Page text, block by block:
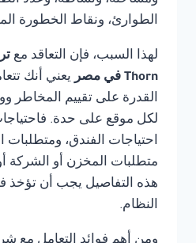
الطوارئ، ونقاط الخطورة
لهذا السبب، فإن التعاقد مع
Thorn في مصر
يعني أنك
القدرة على تقييم المخاطر
لكل موقع على حدة.
احتياجات الفندق،
متطلبات المخزن أو الشركة
هذه التفاصيل يجب أن تؤخذ
النظام.